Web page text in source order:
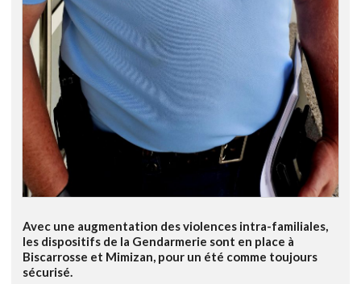
Avec une augmentation des violences intra-familiales,
les dispositifs de la Gendarmerie sont en place à
Biscarrosse et Mimizan, pour un été comme toujours
sécurisé.